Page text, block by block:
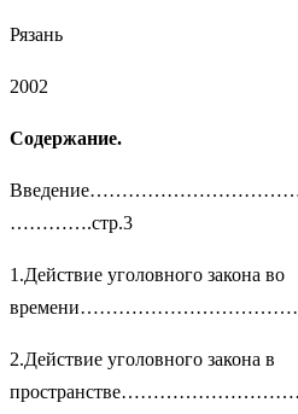
Рязань
2002
Содержание.
………….стр.3
1.Действие уголовного закона во
2.Действие уголовного закона в